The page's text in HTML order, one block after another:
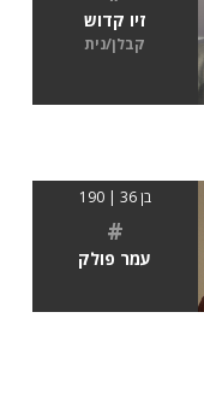
זיו קדוש
קבלן/נית
בן 36 | 190
#
עמר פולק